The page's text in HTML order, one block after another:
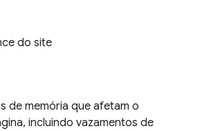
do site
de memória que afetam o
incluindo vazamentos de